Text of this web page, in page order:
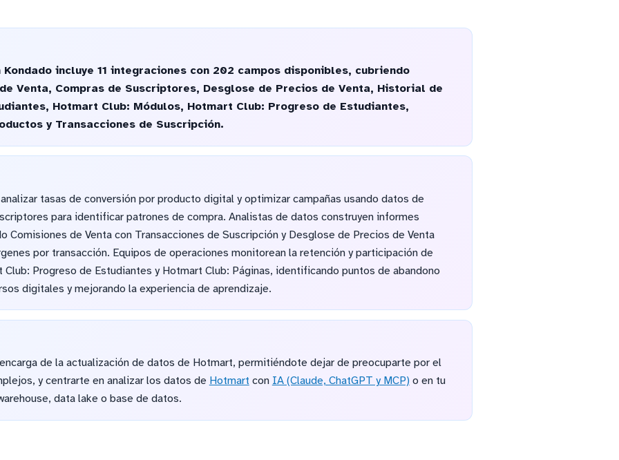
incluye 11 integraciones con 202 campos disponibles, cubriendo
Venta, Compras de Suscriptores, Desglose de Precios de Venta, Historial de
Hotmart Club: Módulos, Hotmart Club: Progreso de Estudiantes,
y Transacciones de Suscripción.
tasas de conversión por producto digital y optimizar campañas usando datos de
para identificar patrones de compra. Analistas de datos construyen informes
Comisiones de Venta con Transacciones de Suscripción y Desglose de Precios de Venta
por transacción. Equipos de operaciones monitorean la retención y participación de
Progreso de Estudiantes y Hotmart Club: Páginas, identificando puntos de abandono
digitales y mejorando la experiencia de aprendizaje.
de la actualización de datos de Hotmart, permitiéndote dejar de preocuparte por el
y centrarte en analizar los datos de Hotmart con IA (Claude, ChatGPT y MCP)o en tu
data lake o base de datos.